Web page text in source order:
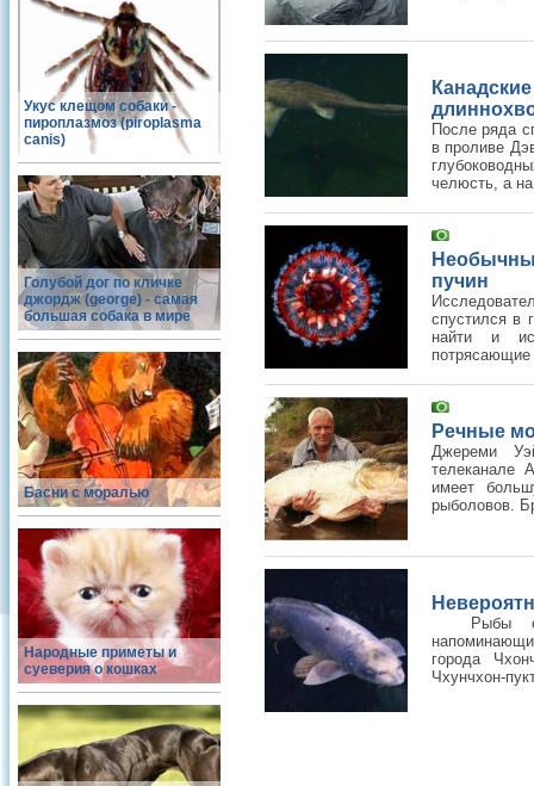
Укус клещом собаки -
пироплазмоз (piroplasma
canis)
Голубой дог по кличке
джордж (george) - самая
большая собака в мире
Басни с моралью
Народные приметы и
суеверия о кошках
После ряда
в проливе
челюсть, а
пучин
спустился в
найти и
потрясающие
Речные
Джереми
телеканале
имеет
рыболовов.
Рыбы с
города
Чхунчхон-